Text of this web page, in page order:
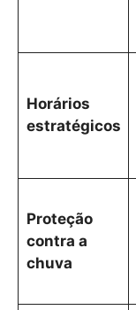
Horários
estratégicos
Proteção
contra a
chuva